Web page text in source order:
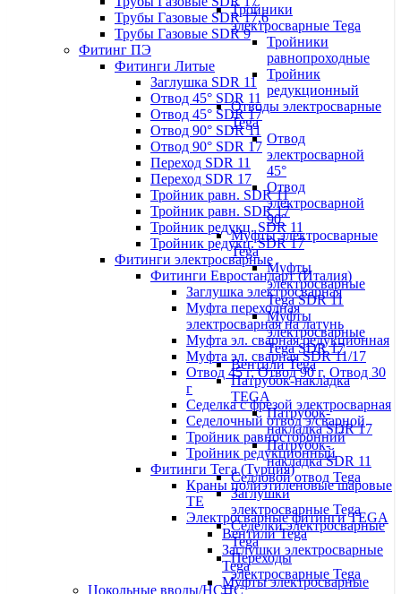
Трубы Газовые SDR 17,6
Трубы Газовые SDR 9
Фитинг ПЭ
Фитинги Литые
Заглушка SDR 11
Отвод 45° SDR 11
Отвод 45° SDR 17
Отвод 90° SDR 11
Отвод 90° SDR 17
Переход SDR 11
Переход SDR 17
Тройник равн. SDR 11
Тройник равн. SDR 17
Тройник редукц. SDR 11
Тройник редукц. SDR 17
Фитинги электросварные
Фитинги Евростандарт (Италия)
Заглушка электросварная
Муфта переходная
электросварная на латунь
Муфта эл. cварная редукционная
Муфта эл. сварная SDR 11/17
Отвод 45 г, Отвод 90 г, Отвод 30
г
Седелка с фрезой электросварная
Седелочный отвод э/сварной
Тройник равносторонний
Тройник редукционный
Фитинги Тега (Турция)
Краны полиэтиленовые шаровые
TE
Электросварные фитинги TEGA
Вентили Tega
Заглушки электросварные
Tega
Муфты электросварные
Тройники
электросварные Tega
Тройники
равнопроходные
Тройник
редукционный
Отводы электросварные
Tega
Отвод
электросварной
45°
Отвод
электросварной
90°
Муфты электросварные
Tega
Муфты
электросварные
Tega SDR 11
Муфты
электросварные
Tega SDR 17
Вентили Tega
Патрубок-накладка
TEGA
Патрубок-
накладка SDR 17
Патрубок-
накладка SDR 11
Седловой отвод Tega
Заглушки
электросварные Tega
Седелки электросварные
Tega
Переходы
электросварные Tega
Цокольные вводы/НСПС